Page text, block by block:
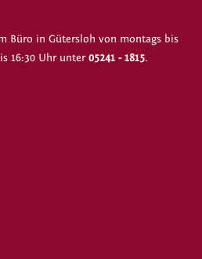
Büro in Gütersloh von montags bis
16:30 Uhr unter05241 - 1815.